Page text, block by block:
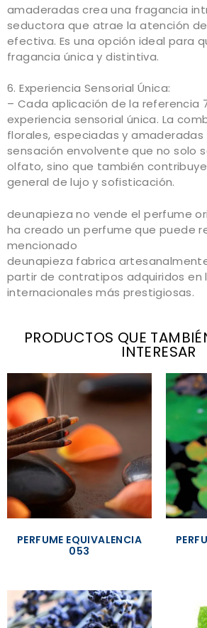
amaderadas crea una fragancia
seductora que atrae la atención
efectiva. Es una opción ideal para
fragancia única y distintiva.
6. Experiencia Sensorial Única:
– Cada aplicación de la referencia
experiencia sensorial única. La
florales, especiadas y amaderadas
sensación envolvente que no solo
olfato, sino que también
general de lujo y sofisticación.
deunapieza no vende el perfume
ha creado un perfume que puede
mencionado
deunapieza fabrica
partir de contratipos adquiridos en
internacionales más prestigiosas.
PRODUCTOS QUE
INTERESAR
PERFUME EQUIVALENCIA
053